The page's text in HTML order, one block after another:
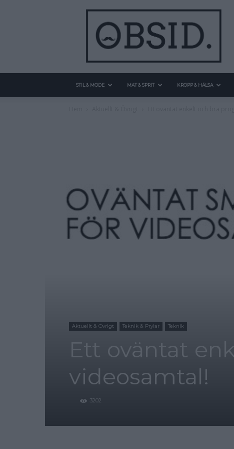
STIL & MODE MAT & SPRIT KROPP & HÄLSA
Aktuellt & Övrigt Teknik & Prylar Teknik
Ett oväntat
videosamtal!
3202